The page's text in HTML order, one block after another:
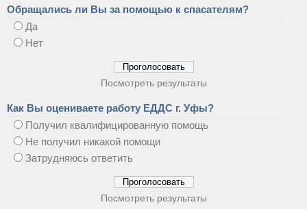
Обращались ли Вы за помощью к спасателям?
Да
Нет
Посмотреть результаты
Как Вы оцениваете работу ЕДДС г. Уфы?
Получил квалифицированную помощь
Не получил никакой помощи
Затрудняюсь ответить
Посмотреть результаты